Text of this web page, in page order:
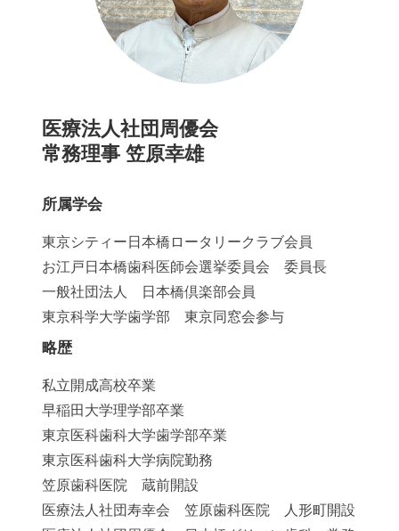
医療法人社団周優会
常務理事 笠原幸雄
所属学会
東京シティー日本橋ロータリークラブ会員
お江戸日本橋歯科医師会選挙委員会 委員長
一般社団法人 日本橋倶楽部会員
東京科学大学歯学部 東京同窓会参与
略歴
私立開成高校卒業
早稲田大学理学部卒業
東京医科歯科大学歯学部卒業
東京医科歯科大学病院勤務
笠原歯科医院 蔵前開設
医療法人社団寿幸会 笠原歯科医院 人形町開設